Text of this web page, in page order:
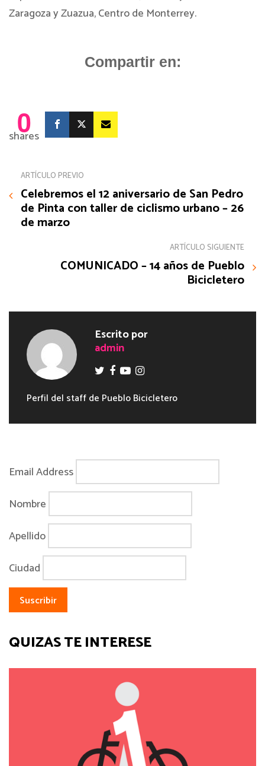
Zaragoza y Zuazua, Centro de Monterrey.
Compartir en:
0
shares
ARTÍCULO PREVIO
Celebremos el 12 aniversario de San Pedro
de Pinta con taller de ciclismo urbano – 26
de marzo
ARTÍCULO SIGUIENTE
COMUNICADO – 14 años de Pueblo
Bicicletero
Escrito por
admin
Perfil del staff de Pueblo Bicicletero
Email Address
Nombre
Apellido
Ciudad
QUIZÁS TE INTERESE